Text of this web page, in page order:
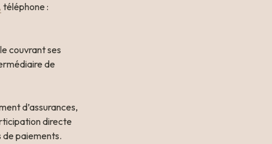
téléphone :
couvrant ses
de
d’assurances,
directe
de paiements.